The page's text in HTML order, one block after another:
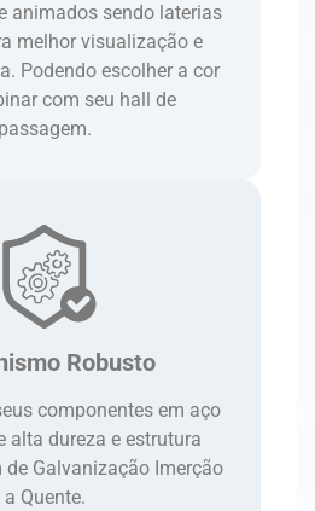
animados sendo laterias
melhor visualização e
Podendo escolher a cor
com seu hall de
passagem.
Robusto
componentes em aço
alta dureza e estrutura
de Galvanização Imerção
a Quente.